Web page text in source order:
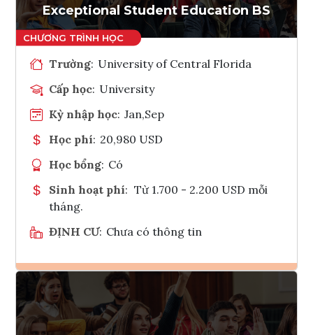
Exceptional Student Education BS
Trường: University of Central Florida
Cấp học: University
Kỳ nhập học: Jan,Sep
Học phí: 20,980 USD
Học bổng: Có
Sinh hoạt phí: Từ 1.700 - 2.200 USD mỗi
tháng.
ĐỊNH CƯ: Chưa có thông tin
Ghi danh
Tham vấn Interlink